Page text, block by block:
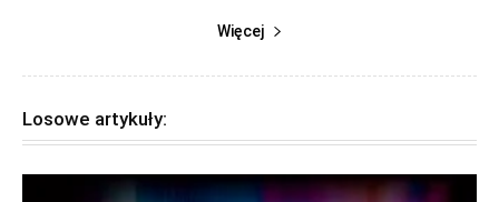
Więcej
Losowe artykuły: